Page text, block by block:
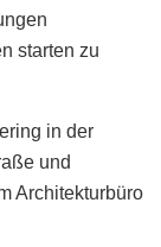
starten zu
in der
und
Architekturbüro